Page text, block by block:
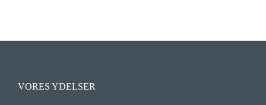
VORES YDELSER